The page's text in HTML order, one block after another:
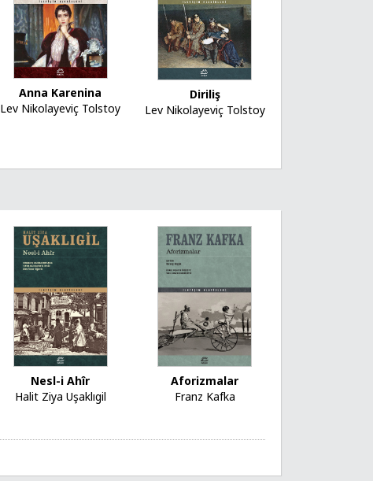
Anna Karenina
Lev Nikolayeviç Tolstoy
Diriliş
Lev Nikolayeviç Tolstoy
Nesl-i Ahîr
Halit Ziya Uşaklıgil
Aforizmalar
Franz Kafka